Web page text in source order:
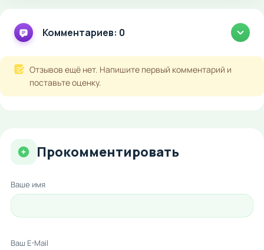
Комментариев: 0
Отзывов ещё нет. Напишите первый комментарий и
поставьте оценку.
Прокомментировать
Ваше имя
Ваш E-Mail